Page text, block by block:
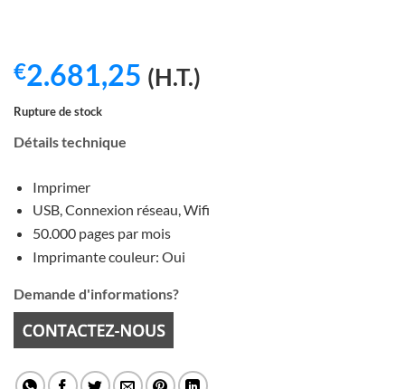
€2.681,25 (H.T.)
Rupture de stock
Détails technique
Imprimer
USB, Connexion réseau, Wifi
50.000 pages par mois
Imprimante couleur: Oui
Demande d'informations?